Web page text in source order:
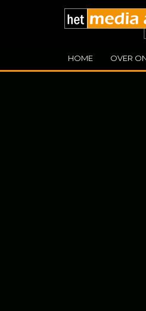
HOME OVER